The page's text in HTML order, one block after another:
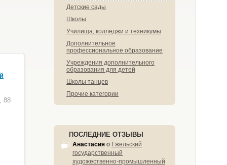
88
Детские сады
Школы
Училища, колледжи и техникумы
Дополнительное
профессиональное образование
Учреждения дополнительного
образования для детей
Школы танцев
Прочие категории
ПОСЛЕДНИЕ ОТЗЫВЫ
Анастасия о Гжельский
государственный
художественно-промышленный